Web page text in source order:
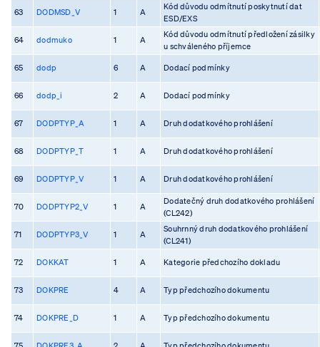
63 DODMSD_V 1 A
Kód důvodu odmítnutí poskytnutí dat
ESD/EXS
64 dodmuko 1 A
Kód důvodu odmítnutí předložení zásilky
u schváleného příjemce
65 dodp 6 A Dodací podmínky
66 dodp_i 2 A Dodací podmínky
67 DODPTYP_A 1 A Druh dodatkového prohlášení
68 DODPTYP_T 1 A Druh dodatkového prohlášení
69 DODPTYP_V 1 A Druh dodatkového prohlášení
70 DODPTYP2_V 1 A
Dodatečný druh dodatkového prohlášení
(CL242)
71 DODPTYP3_V 1 A
Souhrnný druh dodatkového prohlášení
(CL241)
72 DOKKAT 1 A Kategorie předchozího dokladu
73 DOKPRE 4 A Typ předchozího dokumentu
74 DOKPRE_D 1 A Typ předchozího dokumentu